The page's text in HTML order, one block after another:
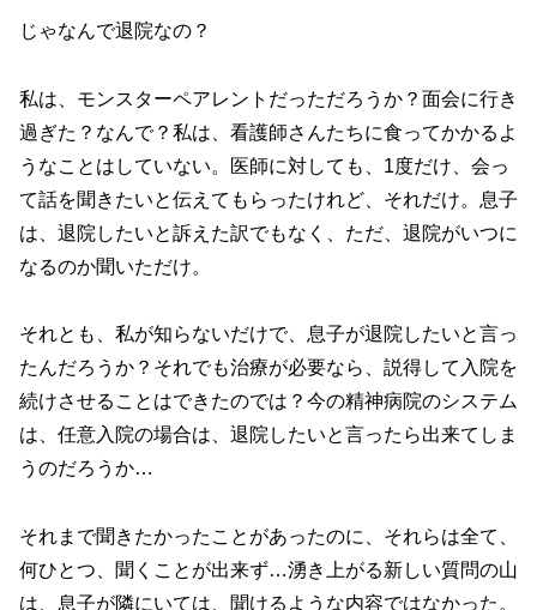
じゃなんで退院なの？
私は、モンスターペアレントだっただろうか？面会に行き
過ぎた？なんで？私は、看護師さんたちに食ってかかるよ
うなことはしていない。医師に対しても、1度だけ、会っ
て話を聞きたいと伝えてもらったけれど、それだけ。息子
は、退院したいと訴えた訳でもなく、ただ、退院がいつに
なるのか聞いただけ。
それとも、私が知らないだけで、息子が退院したいと言っ
たんだろうか？それでも治療が必要なら、説得して入院を
続けさせることはできたのでは？今の精神病院のシステム
は、任意入院の場合は、退院したいと言ったら出来てしま
うのだろうか…
それまで聞きたかったことがあったのに、それらは全て、
何ひとつ、聞くことが出来ず…湧き上がる新しい質問の山
は、息子が隣にいては、聞けるような内容ではなかった。